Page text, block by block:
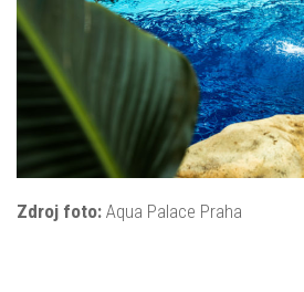
Zdroj foto: Aqua Palace Praha